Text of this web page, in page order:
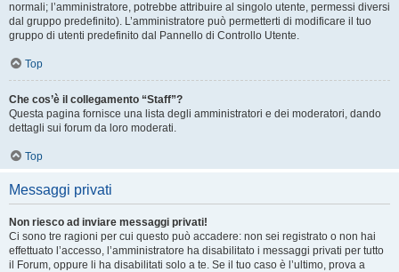
normali; l’amministratore, potrebbe attribuire al singolo utente, permessi diversi
dal gruppo predefinito). L’amministratore può permetterti di modificare il tuo
gruppo di utenti predefinito dal Pannello di Controllo Utente.
Top
Che cos’è il collegamento “Staff”?
Questa pagina fornisce una lista degli amministratori e dei moderatori, dando
dettagli sui forum da loro moderati.
Top
Messaggi privati
Non riesco ad inviare messaggi privati!
Ci sono tre ragioni per cui questo può accadere: non sei registrato o non hai
effettuato l’accesso, l’amministratore ha disabilitato i messaggi privati per tutto
il Forum, oppure li ha disabilitati solo a te. Se il tuo caso è l’ultimo, prova a